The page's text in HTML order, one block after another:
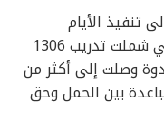
تنفيذ الأيام
السكانية تحت رعاية المحافظين، والتي شملت تدريب 1306
والواعظات، وتنفيذ 3501 ندوة وصلت إلى أكثر من
بين الحمل وحق